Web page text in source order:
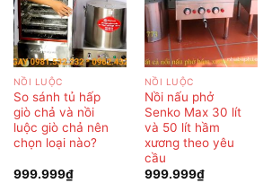
NỒI LUỘC
So sánh tủ hấp
giò chả và nồi
luộc giò chả nên
chọn loại nào?
999.999₫
NỒI LUỘC
Nồi nấu phở
Senko Max 30 lít
và 50 lít hầm
xương theo yêu
cầu
999.999₫